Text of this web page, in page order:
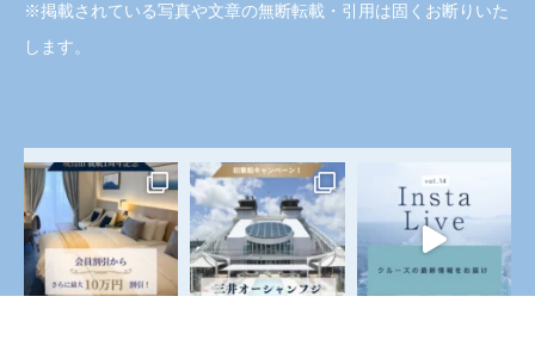
※掲載されている写真や文章の無断転載・引用は固くお断りいた
します。